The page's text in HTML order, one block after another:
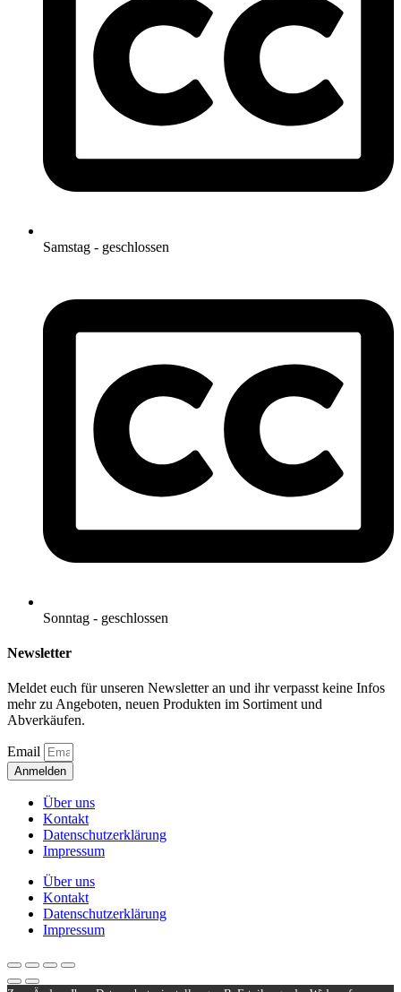
Samstag - geschlossen
Sonntag - geschlossen
Newsletter
Meldet euch für unseren Newsletter an und ihr verpasst keine Infos
mehr zu Angeboten, neuen Produkten im Sortiment und
Abverkäufen.
Email
Anmelden
Über uns
Kontakt
Datenschutzerklärung
Impressum
Über uns
Kontakt
Datenschutzerklärung
Impressum